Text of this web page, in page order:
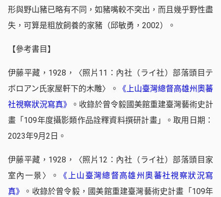
形與野山豬已略有不同，如豬嘴較不突出，而且幾乎野性盡
失，可算是粗放飼養的家豬（邱敏勇，2002）。
【參考書目】
伊藤平藏，1928，〈照片11：內社（ライ社）部落頭目テ
ボロアン氏家屋軒下的木雕〉。
《上山臺灣總督高雄州奧蕃
社視察狀況寫真》
。收錄於曾令毅國美館重建臺灣藝術史計
畫「109年度攝影類作品詮釋資料撰研計畫」。取用日期：
2023年9月2日。
伊藤平藏，1928，〈照片12：內社（ライ社）部落頭目家
室內一景〉。
《上山臺灣總督高雄州奧蕃社視察狀況寫
真》
。收錄於曾令毅，國美館重建臺灣藝術史計畫「109年